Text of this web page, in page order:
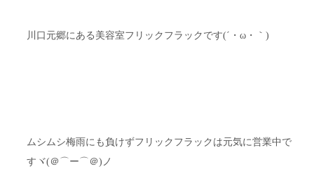
川口元郷にある美容室フリックフラックです(´・ω・｀)
ムシムシ梅雨にも負けずフリックフラックは元気に営業中で
すヾ(＠⌒ー⌒＠)ノ